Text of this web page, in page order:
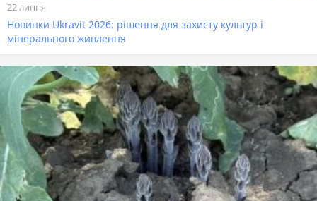
22 липня
Новинки Ukravit 2026: рішення для захисту культур і
мінерального живлення